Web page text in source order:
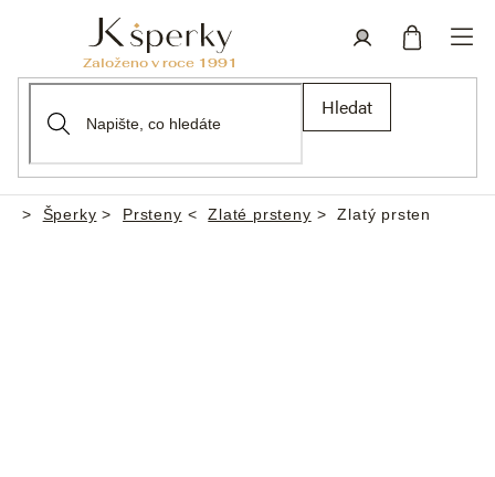
Hledat
Domů
Šperky Prsteny Zlaté prsteny Zlatý prsten